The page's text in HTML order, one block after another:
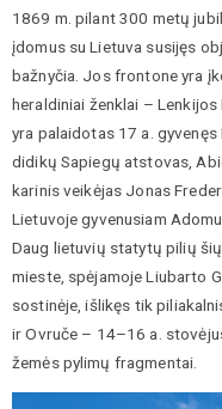
1869 m. pilant 300 metų
įdomus su Lietuva susijęs
bažnyčia. Jos frontone yra
heraldiniai ženklai –
yra palaidotas 17 a.
didikų Sapiegų atstovas,
karinis veikėjas Jonas
Lietuvoje gyvenusiam
Daug lietuvių statytų pilių
mieste, spėjamoje Liubarto
sostinėje, išlikęs tik
ir Ovruče – 14–16 a.
žemės pylimų fragmentai.